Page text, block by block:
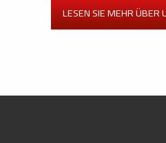
LESEN SIE MEHR ÜBER